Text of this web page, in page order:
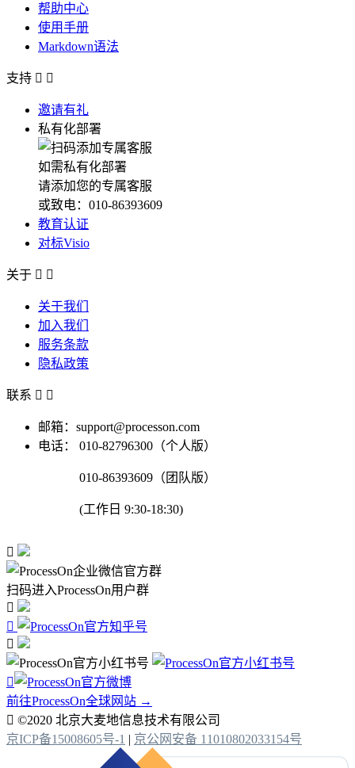
帮助中心
使用手册
Markdown语法
支持  
邀请有礼
私有化部署
如需私有化部署
请添加您的专属客服
或致电：010-86393609
教育认证
对标Visio
关于  
关于我们
加入我们
服务条款
隐私政策
联系  
邮箱：support@processon.com
电话：
010-82796300（个人版）
010-86393609（团队版）
(工作日 9:30-18:30)

扫码进入ProcessOn用户群




前往ProcessOn全球网站 →
 ©2020 北京大麦地信息技术有限公司
京ICP备15008605号-1 | 京公网安备 11010802033154号